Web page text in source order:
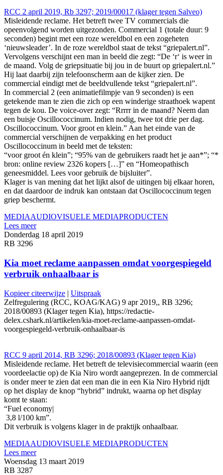
RCC 2 april 2019, Rb 3297; 2019/00017 (klager tegen Salveo)
Misleidende reclame. Het betreft twee TV commercials die
opeenvolgend worden uitgezonden. Commercial 1 (totale duur: 9
seconden) begint met een roze wereldbol en een zogeheten
‘nieuwsleader’. In de roze wereldbol staat de tekst “griepalert.nl”.
Vervolgens verschijnt een man in beeld die zegt: “De ‘r‘ is weer in
de maand. Volg de griepsituatie bij jou in de buurt op griepalert.nl.”
Hij laat daarbij zijn telefoonscherm aan de kijker zien. De
commercial eindigt met de beeldvullende tekst “griepalert.nl”.
In commercial 2 (een animatiefilmpje van 9 seconden) is een
getekende man te zien die zich op een winderige straathoek wapent
tegen de kou. De voice-over zegt: “Rrrrr in de maand? Neem dan
een buisje Oscillococcinum. Indien nodig, twee tot drie per dag.
Oscillococcinum. Voor groot en klein.” Aan het einde van de
commercial verschijnen de verpakking en het product
Oscillococcinum in beeld met de teksten:
“voor groot én klein”; “95% van de gebruikers raadt het je aan*”; “*
bron: online review 2326 kopers […]” en “Homeopathisch
geneesmiddel. Lees voor gebruik de bijsluiter”.
Klager is van mening dat het lijkt alsof de uitingen bij elkaar horen,
en dat daardoor de indruk kan ontstaan dat Oscillococcinum tegen
griep beschermt.
MEDIAAUDIOVISUELE MEDIAPRODUCTEN
Lees meer
Donderdag 18 april 2019
RB 3296
Kia moet reclame aanpassen omdat voorgespiegeld
verbruik onhaalbaar is
Kopieer citeerwijze | Uitspraak
Zelfregulering (RCC, KOAG/KAG) 9 apr 2019,, RB 3296;
2018/00893 (Klager tegen Kia), https://redactie-
delex.cshark.nl/artikelen/kia-moet-reclame-aanpassen-omdat-
voorgespiegeld-verbruik-onhaalbaar-is
RCC 9 april 2014, RB 3296; 2018/00893 (Klager tegen Kia)
Misleidende reclame. Het betreft de televisiecommercial waarin (een
voordeelactie op) de Kia Niro wordt aangeprezen. In de commercial
is onder meer te zien dat een man die in een Kia Niro Hybrid rijdt
op het display de knop “hybrid” indrukt, waarna op het display
komt te staan:
“Fuel economy|
3,8 l/100 km”.
Dit verbruik is volgens klager in de praktijk onhaalbaar.
MEDIAAUDIOVISUELE MEDIAPRODUCTEN
Lees meer
Woensdag 13 maart 2019
RB 3287